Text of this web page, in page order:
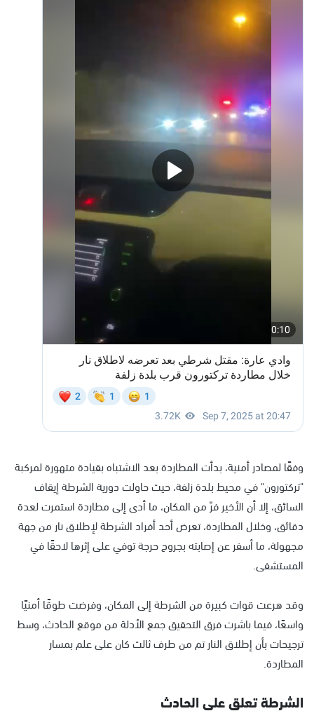
وفقًا لمصادر أمنية، بدأت المطاردة بعد الاشتباه بقيادة متهورة لمركبة
"تركتورون" في محيط بلدة زلفة، حيث حاولت دورية الشرطة إيقاف
السائق، إلا أن الأخير فرّ من المكان، ما أدى إلى مطاردة استمرت لعدة
دقائق، وخلال المطاردة، تعرض أحد أفراد الشرطة لإطلاق نار من جهة
مجهولة، ما أسفر عن إصابته بجروح حرجة توفي على إثرها لاحقًا في
المستشفى.
وقد هرعت قوات كبيرة من الشرطة إلى المكان، وفرضت طوقًا أمنيًا
واسعًا، فيما باشرت فرق التحقيق جمع الأدلة من موقع الحادث، وسط
ترجيحات بأن إطلاق النار تم من طرف ثالث كان على علم بمسار
المطاردة.
الشرطة تعلق على الحادث